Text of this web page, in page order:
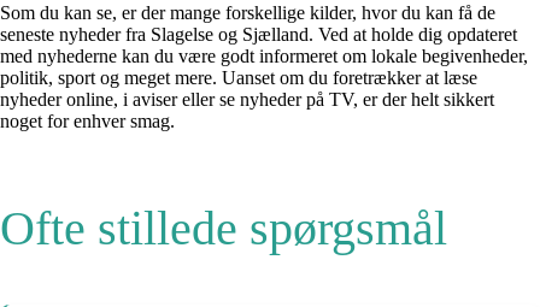
Som du kan se, er der mange forskellige kilder, hvor du kan få de
seneste nyheder fra Slagelse og Sjælland. Ved at holde dig opdateret
med nyhederne kan du være godt informeret om lokale begivenheder,
politik, sport og meget mere. Uanset om du foretrækker at læse
nyheder online, i aviser eller se nyheder på TV, er der helt sikkert
noget for enhver smag.
Ofte stillede spørgsmål